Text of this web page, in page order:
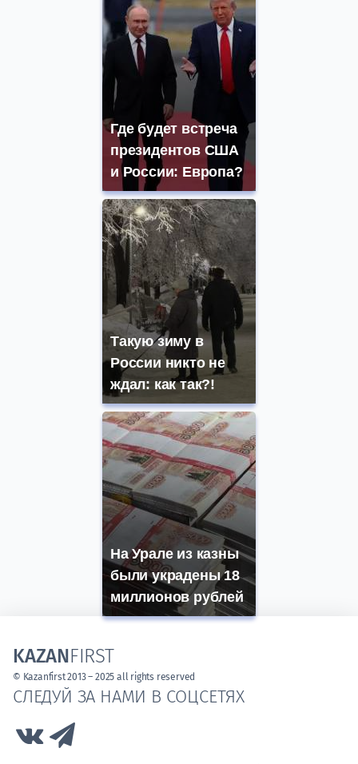
Где будет встреча
президентов США
и России: Европа?
Такую зиму в
России никто не
ждал: как так?!
На Урале из казны
были украдены 18
миллионов рублей
СЛЕДУЙ ЗА НАМИ В СОЦСЕТЯХ
Link to Vk
KAZANFIRST
© Kazanfirst 2013 – 2025 all rights reserved